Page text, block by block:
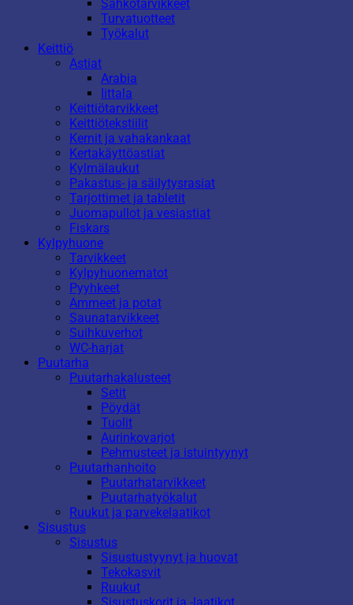
Sähkötarvikkeet
Turvatuotteet
Työkalut
Keittiö
Astiat
Arabia
Iittala
Keittiötarvikkeet
Keittiötekstiilit
Kernit ja vahakankaat
Kertakäyttöastiat
Kylmälaukut
Pakastus- ja säilytysrasiat
Tarjottimet ja tabletit
Juomapullot ja vesiastiat
Fiskars
Kylpyhuone
Tarvikkeet
Kylpyhuonematot
Pyyhkeet
Ammeet ja potat
Saunatarvikkeet
Suihkuverhot
WC-harjat
Puutarha
Puutarhakalusteet
Setit
Pöydät
Tuolit
Aurinkovarjot
Pehmusteet ja istuintyynyt
Puutarhanhoito
Puutarhatarvikkeet
Puutarhatyökalut
Ruukut ja parvekelaatikot
Sisustus
Sisustus
Sisustustyynyt ja huovat
Tekokasvit
Ruukut